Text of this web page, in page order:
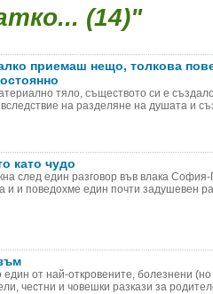
(14)"
приемаш нещо, толкова
тяло, съществото си е
вследствие на разделяне на душата и
като чудо
след един разговор във влака
и и поведохме един почти задушевен
един от най-откровените, болезнени
честни и човешки разкази за